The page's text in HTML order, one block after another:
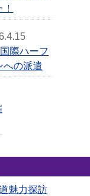
！
際ハーフ
への派遣
魅力探訪